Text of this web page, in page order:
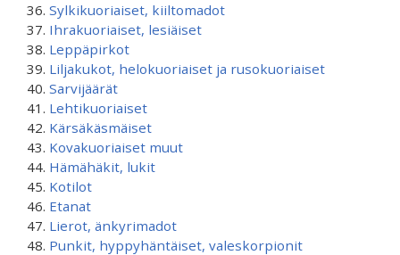
Sylkikuoriaiset, kiiltomadot
Ihrakuoriaiset, lesiäiset
Leppäpirkot
Liljakukot, helokuoriaiset ja rusokuoriaiset
Sarvijäärät
Lehtikuoriaiset
Kärsäkäsmäiset
Kovakuoriaiset muut
Hämähäkit, lukit
Kotilot
Etanat
Lierot, änkyrimadot
Punkit, hyppyhäntäiset, valeskorpionit